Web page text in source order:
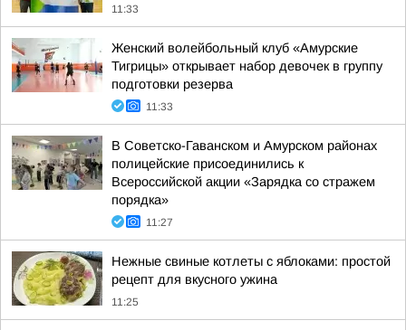
11:33
Женский волейбольный клуб «Амурские
Тигрицы» открывает набор девочек в группу
подготовки резерва
11:33
В Советско-Гаванском и Амурском районах
полицейские присоединились к
Всероссийской акции «Зарядка со стражем
порядка»
11:27
Нежные свиные котлеты с яблоками: простой
рецепт для вкусного ужина
11:25